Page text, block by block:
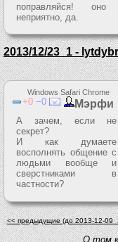
поправляйся!
неприятно, да.
2013/12/23_1 - lytdybr
Windows Safari Chrome
0 0 Мэрфи
А зачем, если не
секрет?
И как думаете
восполнять общение с
людьми вообще и
сверстниками в
частности?
<< предыдущие (до 2013-12-
O том